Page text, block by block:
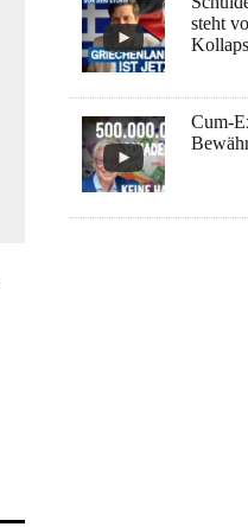
steht
Kollaps
Cum-